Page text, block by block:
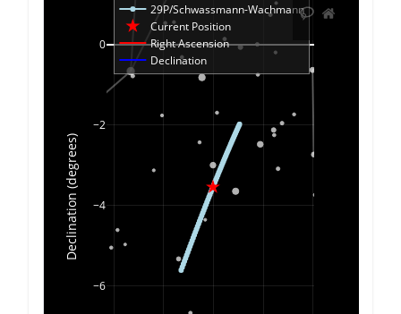
−6
−4
−2
0
29P/Schwassmann-Wachmann
Current Position
Right Ascension
Declination
Declination (degrees)